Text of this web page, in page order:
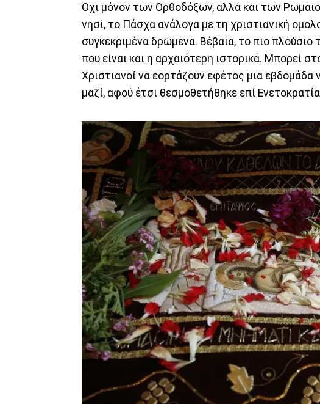
Όχι μόνον των Ορθοδόξων, αλλά και των
νησί, το Πάσχα ανάλογα με τη χριστιανική
συγκεκριμένα δρώμενα. Βέβαια, το πιο πλούσιο
που είναι και η αρχαιότερη ιστορικά. Μπορεί
Χριστιανοί να εορτάζουν εφέτος μια
μαζί, αφού έτσι θεσμοθετήθηκε επί